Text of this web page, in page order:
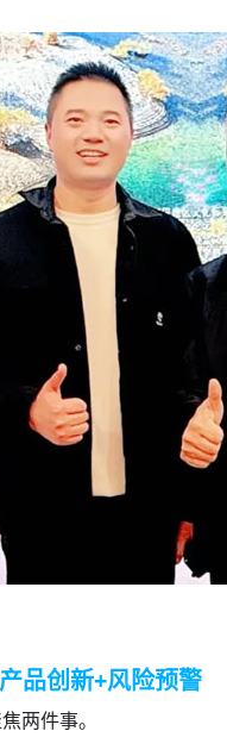
品创新+风险预警
两件事。